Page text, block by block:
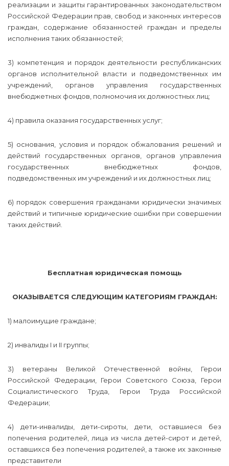
реализации и защиты гарантированных законодательством
Российской Федерации прав, свобод и законных интересов
граждан, содержание обязанностей граждан и пределы
исполнения таких обязанностей;
3) компетенция и порядок деятельности республиканских
органов исполнительной власти и подведомственных им
учреждений, органов управления государственных
внебюджетных фондов, полномочия их должностных лиц;
4) правила оказания государственных услуг;
5) основания, условия и порядок обжалования решений и
действий государственных органов, органов управления
государственных внебюджетных фондов,
подведомственных им учреждений и их должностных лиц;
6) порядок совершения гражданами юридически значимых
действий и типичные юридические ошибки при совершении
таких действий.
Бесплатная юридическая помощь
ОКАЗЫВАЕТСЯ СЛЕДУЮЩИМ КАТЕГОРИЯМ ГРАЖДАН:
1) малоимущие граждане;
2) инвалиды I и II группы;
3) ветераны Великой Отечественной войны, Герои
Российской Федерации, Герои Советского Союза, Герои
Социалистического Труда, Герои Труда Российской
Федерации;
4) дети-инвалиды, дети-сироты, дети, оставшиеся без
попечения родителей, лица из числа детей-сирот и детей,
оставшихся без попечения родителей, а также их законные
представители